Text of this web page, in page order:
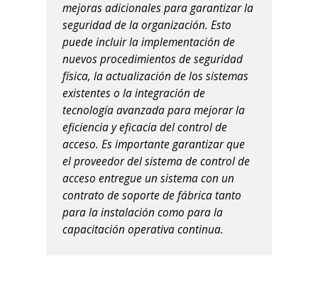
mejoras adicionales para garantizar la
seguridad de la organización. Esto
puede incluir la implementación de
nuevos procedimientos de seguridad
física, la actualización de los sistemas
existentes o la integración de
tecnología avanzada para mejorar la
eficiencia y eficacia del control de
acceso. Es importante garantizar que
el proveedor del sistema de control de
acceso entregue un sistema con un
contrato de soporte de fábrica tanto
para la instalación como para la
capacitación operativa continua.